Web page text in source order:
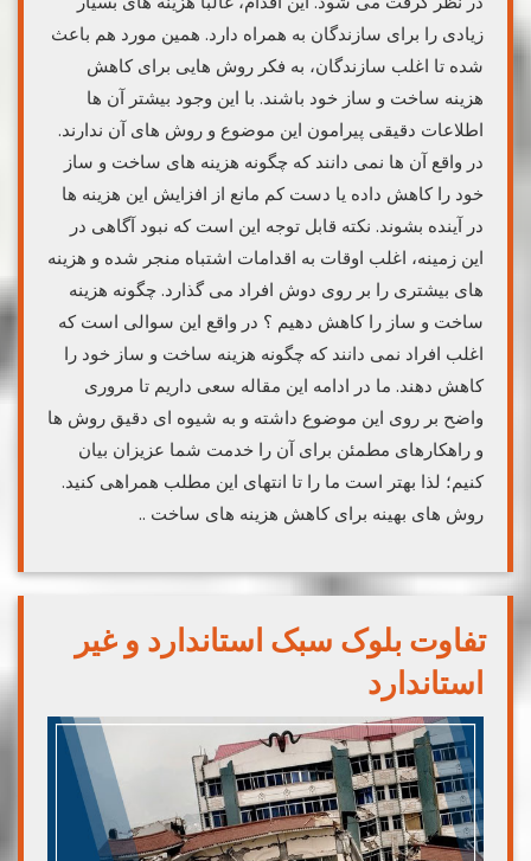
زیادی را برای سازندگان به همراه دارد. همین مورد هم باعث
شده تا اغلب سازندگان، به فکر روش هایی برای کاهش
هزینه ساخت و ساز خود باشند. با این وجود بیشتر آن ها
اطلاعات دقیقی پیرامون این موضوع و روش های آن ندارند.
در واقع آن ها نمی دانند که چگونه هزینه های ساخت و ساز
خود را کاهش داده یا دست کم مانع از افزایش این هزینه ها
در آینده بشوند. نکته قابل توجه این است که نبود آگاهی در
این زمینه، اغلب اوقات به اقدامات اشتباه منجر شده و هزینه
های بیشتری را بر روی دوش افراد می گذارد. چگونه هزینه
ساخت و ساز را کاهش دهیم ؟ در واقع این سوالی است که
اغلب افراد نمی دانند که چگونه هزینه ساخت و ساز خود را
کاهش دهند. ما در ادامه این مقاله سعی داریم تا مروری
واضح بر روی این موضوع داشته و به شیوه ای دقیق روش ها
و راهکارهای مطمئن برای آن را خدمت شما عزیزان بیان
کنیم؛ لذا بهتر است ما را تا انتهای این مطلب همراهی کنید.
روش های بهینه برای کاهش هزینه های ساخت ..
تفاوت بلوک سبک استاندارد و غیر
استاندارد